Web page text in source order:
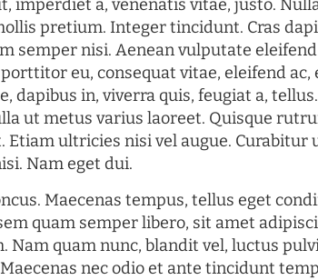
imperdiet a, venenatis vitae, justo.
pretium. Integer tincidunt. Cras
semper nisi. Aenean vulputate
eu, consequat vitae, eleifend ac,
dapibus in, viverra quis, feugiat a,
ut metus varius laoreet. Quisque
Etiam ultricies nisi vel augue. Curabitur
Nam eget dui.
Maecenas tempus, tellus eget
quam semper libero, sit amet
Nam quam nunc, blandit vel, luctus
nec odio et ante tincidunt